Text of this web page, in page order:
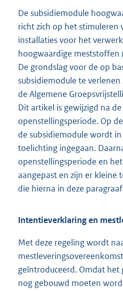
De subsidiemodule
richt zich op het stimuleren
installaties voor het
hoogwaardige meststoffen
De grondslag voor de op
subsidiemodule te
de Algemene
Dit artikel is gewijzigd na
openstellingsperiode. Op
de subsidiemodule wordt
toelichting ingegaan.
openstellingsperiode en
aangepast en zijn er kleine
die hierna in deze
Intentieverklaring en
Met deze regeling wordt
geïntroduceerd. Omdat het
nog gebouwd moeten